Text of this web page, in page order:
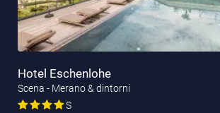
Hotel Eschenlohe
Scena - Merano & dintorni
S